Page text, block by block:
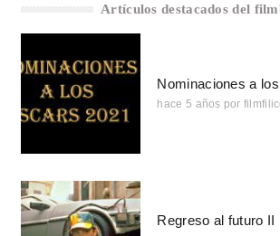
Artículos destacados del
Nominaciones a
hace 5 años por
Regreso al futuro II